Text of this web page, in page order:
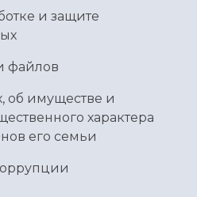
и защите
файлов
об имуществе и
характера
его семьи